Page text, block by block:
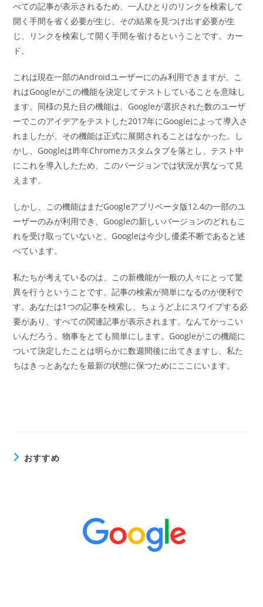
べての記事が表示されるため、一人ひとりのリンクを検索して
開く手間を省く必要が生じ、その結果を見つけ出す必要が生
じ、リンクを検索して開く手間を省けるということです。カー
ド。
これは現在一部のAndroidユーザーにのみ利用できますが、こ
れはGoogleがこの機能を決定してテストしていることを意味し
ます。同様の見た目の機能は、Googleが選択された数のユーザ
ーでこのアイデアをテストした2017年にGoogleによって導入さ
れましたが、その機能は正式に展開されることはなかった。し
かし、Googleは昨年Chromeカスタムタブを落とし、テスト中
にこれを導入したため、このバージョンでは状況が異なって見
えます。
しかし、この機能はまだGoogleアプリベータ版12.4の一部のユ
ーザーのみが利用でき、Googleの新しいバージョンのどれもこ
れを受け取っていないと、Googleは今少し優柔不断であると述
べています。
私たちが考えているのは、この新機能が一般の人々にとって驚
異を行うということです。記事の検索が簡単になるのが便利で
す。あなたは1つの記事を検索し、ちょうど上にスワイプする必
要があり、すべての関連記事が表示されます。なんてかっこい
いんだろう。物事をとても簡単にします。Googleがこの機能に
ついて決定したことは明らかに数週間後に出てきますし、私た
ちはきっとあなたを最新の状態に保つためにここにいます。
おすすめ